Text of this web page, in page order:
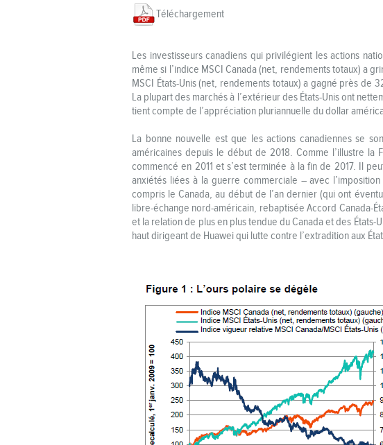
Téléchargement
Les investisseurs canadiens qui privilégient les actions
même si l’indice MSCI Canada (net, rendements totaux) a
MSCI États-Unis (net, rendements totaux) a gagné près de
La plupart des marchés à l’extérieur des États-Unis ont
tient compte de l’appréciation pluriannuelle du dollar
La bonne nouvelle est que les actions canadiennes se
américaines depuis le début de 2018. Comme l’illustre
commencé en 2011 et s’est terminée à la fin de 2017. Il
anxiétés liées à la guerre commerciale – avec
compris le Canada, au début de l’an dernier (qui ont
libre-échange nord-américain, rebaptisée Accord Canada-
et la relation de plus en plus tendue du Canada et des États-
haut dirigeant de Huawei qui lutte contre l’extradition aux